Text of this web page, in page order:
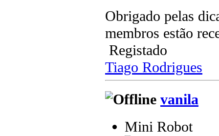
Obrigado pelas
membros estão
Registado
Tiago Rodrigues
vanila
Mini Robot